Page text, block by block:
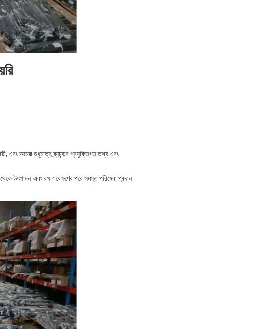
এবং আমরা শুধুমাত্র ব্র্যান্ডের প্রযুক্তিগত তথ্য এবং
উৎপাদন, এবং রক্ষণাবেক্ষণের পরে সমস্ত পরিষেবা প্রদান